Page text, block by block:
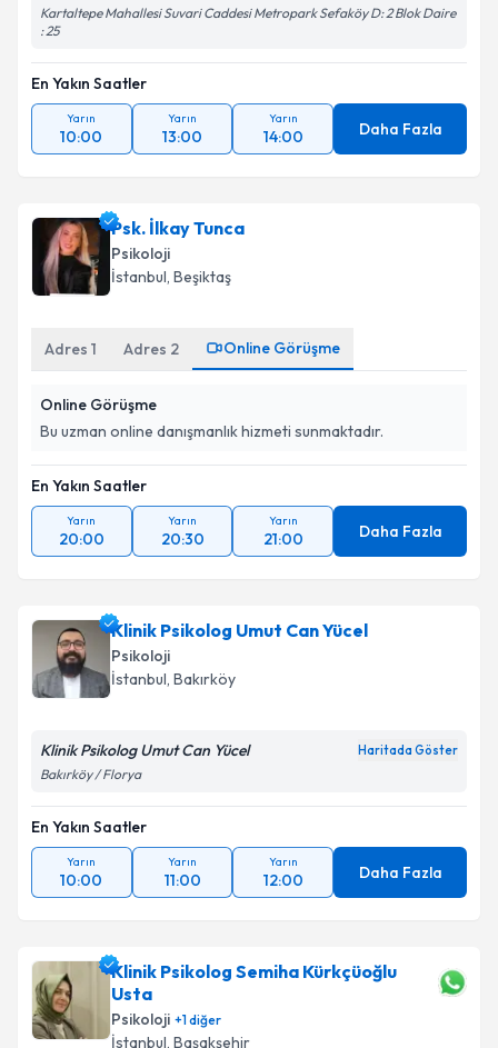
Kartaltepe Mahallesi Suvari Caddesi Metropark Sefaköy D: 2 Blok Daire
: 25
En Yakın Saatler
Yarın
10:00
Yarın
13:00
Yarın
14:00 Daha Fazla
Psk. İlkay Tunca
Psikoloji
İstanbul, Beşiktaş
Adres 1 Adres 2 Online Görüşme
Online Görüşme
Bu uzman online danışmanlık hizmeti sunmaktadır.
En Yakın Saatler
Yarın
20:00
Yarın
20:30
Yarın
21:00 Daha Fazla
Klinik Psikolog Umut Can Yücel
Psikoloji
İstanbul, Bakırköy
Klinik Psikolog Umut Can Yücel Haritada Göster
Bakırköy / Florya
En Yakın Saatler
Yarın
10:00
Yarın
11:00
Yarın
12:00 Daha Fazla
Klinik Psikolog Semiha Kürkçüoğlu
Usta
Psikoloji +1diğer
İstanbul, Başakşehir